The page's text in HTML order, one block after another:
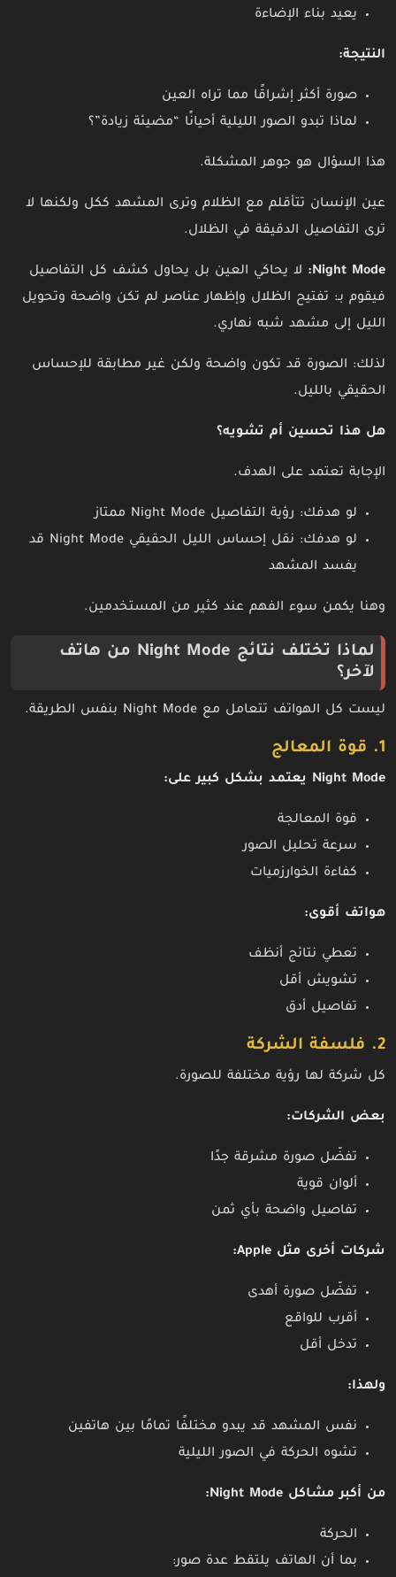
يعيد بناء الإضاءة
النتيجة:
صورة أكثر إشراقًا مما تراه العين
لماذا تبدو الصور الليلية أحيانًا “مضيئة زيادة”؟
هذا السؤال هو جوهر المشكلة.
عين الإنسان تتأقلم مع الظلام وترى المشهد ككل ولكنها لا
ترى التفاصيل الدقيقة في الظلال.
Night Mode:
لا يحاكي العين بل يحاول كشف كل التفاصيل
فيقوم بـ: تفتيح الظلال وإظهار عناصر لم تكن واضحة وتحويل
الليل إلى مشهد شبه نهاري.
لذلك: الصورة قد تكون واضحة ولكن غير مطابقة للإحساس
الحقيقي بالليل.
هل هذا تحسين أم تشويه؟
الإجابة تعتمد على الهدف.
لو هدفك: رؤية التفاصيل Night Mode ممتاز
لو هدفك: نقل إحساس الليل الحقيقي Night Mode قد
يفسد المشهد
وهنا يكمن سوء الفهم عند كثير من المستخدمين.
لماذا تختلف نتائج Night Mode من هاتف
لآخر؟
ليست كل الهواتف تتعامل مع Night Mode بنفس الطريقة.
1. قوة المعالج
Night Mode يعتمد بشكل كبير على:
قوة المعالجة
سرعة تحليل الصور
كفاءة الخوارزميات
هواتف أقوى:
تعطي نتائج أنظف
تشويش أقل
تفاصيل أدق
2. فلسفة الشركة
كل شركة لها رؤية مختلفة للصورة.
بعض الشركات:
تفضّل صورة مشرقة جدًا
ألوان قوية
تفاصيل واضحة بأي ثمن
شركات أخرى مثل Apple:
تفضّل صورة أهدى
أقرب للواقع
تدخل أقل
ولهذا:
نفس المشهد قد يبدو مختلفًا تمامًا بين هاتفين
تشوه الحركة في الصور الليلية
من أكبر مشاكل Night Mode:
الحركة
بما أن الهاتف يلتقط عدة صور: